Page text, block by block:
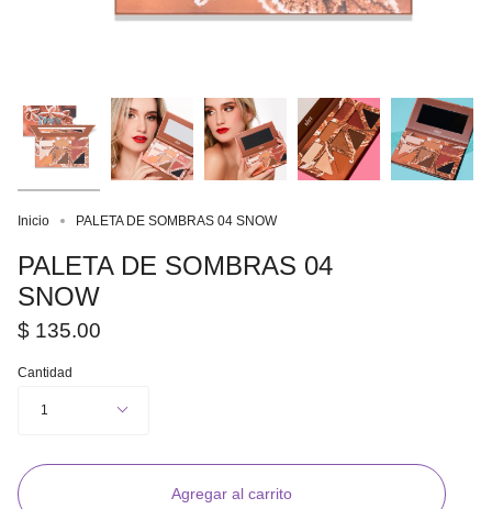
Inicio PALETA DE SOMBRAS 04 SNOW
PALETA DE SOMBRAS 04
SNOW
$ 135.00
Cantidad
1
Agregar al carrito